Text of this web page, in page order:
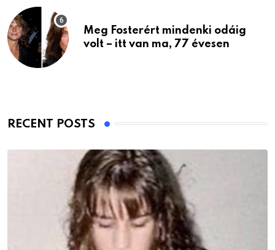
Meg Fosterért mindenki odáig
volt – itt van ma, 77 évesen
RECENT POSTS